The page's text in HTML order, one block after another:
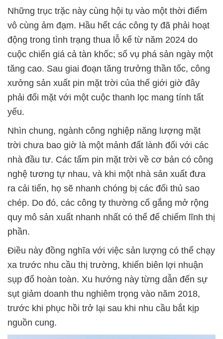
Những trục trặc này cùng hội tụ vào một thời điểm
vô cùng ảm đạm. Hầu hết các công ty đã phải hoạt
động trong tình trạng thua lỗ kể từ năm 2024 do
cuộc chiến giá cả tàn khốc; số vụ phá sản ngày một
tăng cao. Sau giai đoạn tăng trưởng thần tốc, công
xưởng sản xuất pin mặt trời của thế giới giờ đây
phải đối mặt với một cuộc thanh lọc mang tính tất
yếu.
Nhìn chung, ngành công nghiệp năng lượng mặt
trời chưa bao giờ là một mảnh đất lành đối với các
nhà đầu tư. Các tấm pin mặt trời về cơ bản có công
nghệ tương tự nhau, và khi một nhà sản xuất đưa
ra cải tiến, họ sẽ nhanh chóng bị các đối thủ sao
chép. Do đó, các công ty thường cố gắng mở rộng
quy mô sản xuất nhanh nhất có thể để chiếm lĩnh thị
phần.
Điều này đồng nghĩa với việc sản lượng có thể chạy
xa trước nhu cầu thị trường, khiến biên lợi nhuận
sụp đổ hoàn toàn. Xu hướng này từng dẫn đến sự
sụt giảm doanh thu nghiêm trọng vào năm 2018,
trước khi phục hồi trở lại sau khi nhu cầu bắt kịp
nguồn cung.